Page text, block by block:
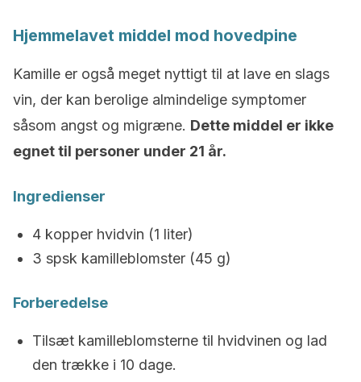
Hjemmelavet middel mod hovedpine
Kamille er også meget nyttigt til at lave en slags
vin, der kan berolige almindelige symptomer
såsom angst og migræne. Dette middel er ikke
egnet til personer under 21 år.
Ingredienser
4 kopper hvidvin (1 liter)
3 spsk kamilleblomster (45 g)
Forberedelse
Tilsæt kamilleblomsterne til hvidvinen og lad
den trække i 10 dage.